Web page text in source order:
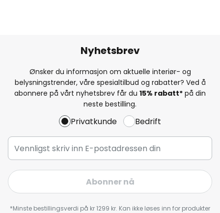
Nyhetsbrev
Ønsker du informasjon om aktuelle interiør- og
belysningstrender, våre spesialtilbud og rabatter? Ved å
abonnere på vårt nyhetsbrev får du 15% rabatt* på din
neste bestilling.
Privatkunde Bedrift
Abonner nå
*Minste bestillingsverdi på kr 1299 kr. Kan ikke løses inn for produkter